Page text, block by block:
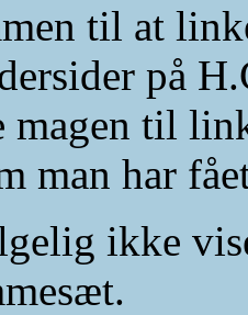
til at
på
til
man har
ikke